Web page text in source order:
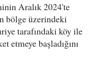
Aralık 2024'te
bölge üzerindeki
tarafındaki köy ile
etmeye başladığını